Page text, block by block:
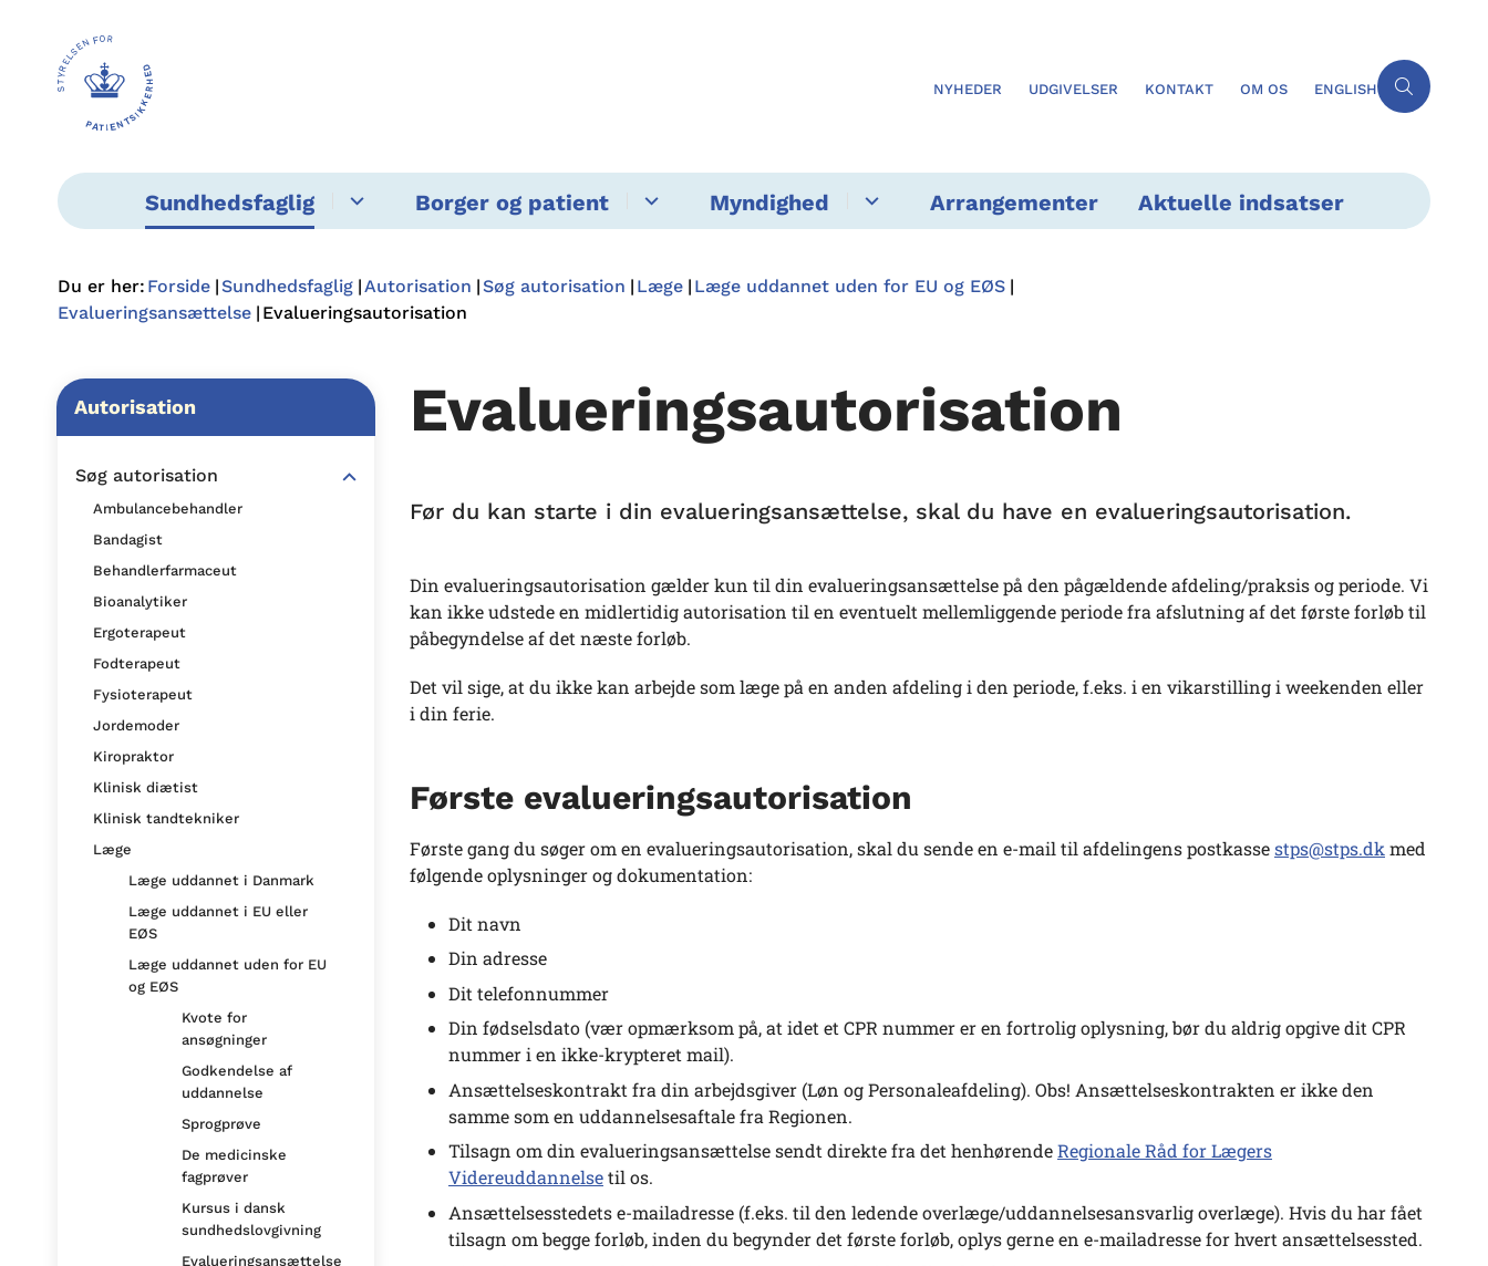
NYHEDER UDGIVELSER KONTAKT OM OS ENGLISH
Sundhedsfaglig Borger og patient Myndighed Arrangementer Aktuelle indsatser
Du er her: Forside Sundhedsfaglig Autorisation Søg autorisation Læge Læge uddannet uden for EU og EØS
Evalueringsansættelse Evalueringsautorisation
Autorisation
Søg autorisation
Ambulancebehandler
Bandagist
Behandlerfarmaceut
Bioanalytiker
Ergoterapeut
Fodterapeut
Fysioterapeut
Jordemoder
Kiropraktor
Klinisk diætist
Klinisk tandtekniker
Læge
Læge uddannet i Danmark
Læge uddannet i EU eller
EØS
Læge uddannet uden for EU
og EØS
Kvote for
ansøgninger
Godkendelse af
uddannelse
Sprogprøve
De medicinske
fagprøver
Kursus i dansk
sundhedslovgivning
Evalueringsansættelse
Evalueringsautorisation
Før du kan starte i din evalueringsansættelse, skal du have en evalueringsautorisation.
Din evalueringsautorisation gælder kun til din evalueringsansættelse på den pågældende afdeling/praksis og periode. Vi
kan ikke udstede en midlertidig autorisation til en eventuelt mellemliggende periode fra afslutning af det første forløb til
påbegyndelse af det næste forløb.
Det vil sige, at du ikke kan arbejde som læge på en anden afdeling i den periode, f.eks. i en vikarstilling i weekenden eller
i din ferie.
Første evalueringsautorisation
Første gang du søger om en evalueringsautorisation, skal du sende en e-mail til afdelingens postkassestps@stps.dk med
følgende oplysninger og dokumentation:
Dit navn
Din adresse
Dit telefonnummer
Din fødselsdato (vær opmærksom på, at idet et CPR nummer er en fortrolig oplysning, bør du aldrig opgive dit CPR
nummer i en ikke-krypteret mail).
Ansættelseskontrakt fra din arbejdsgiver (Løn og Personaleafdeling). Obs! Ansættelseskontrakten er ikke den
samme som en uddannelsesaftale fra Regionen.
Tilsagn om din evalueringsansættelse sendt direkte fra det henhørendeRegionale Råd for Lægers
Videreuddannelsetil os.
Ansættelsesstedets e-mailadresse (f.eks. til den ledende overlæge/uddannelsesansvarlig overlæge). Hvis du har fået
tilsagn om begge forløb, inden du begynder det første forløb, oplys gerne en e-mailadresse for hvert ansættelsessted.